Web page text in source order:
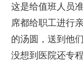
这是给值班人员
席都给职工进行
的汤圆，送到他
没想到医院还专